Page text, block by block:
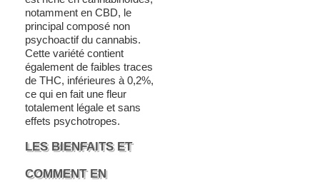
notamment en CBD, le
principal composé non
psychoactif du cannabis.
Cette variété contient
également de faibles traces
de THC, inférieures à 0,2%,
ce qui en fait une fleur
totalement légale et sans
effets psychotropes.
LES BIENFAITS ET
COMMENT EN